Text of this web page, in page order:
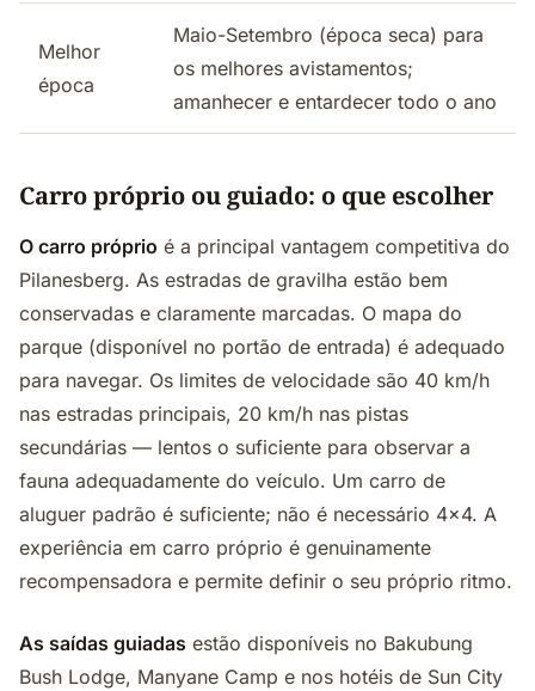
Melhor
época
Maio-Setembro (época seca) para
os melhores avistamentos;
amanhecer e entardecer todo o ano
Carro próprio ou guiado: o que escolher
O carro próprio é a principal vantagem competitiva do
Pilanesberg. As estradas de gravilha estão bem
conservadas e claramente marcadas. O mapa do
parque (disponível no portão de entrada) é adequado
para navegar. Os limites de velocidade são 40 km/h
nas estradas principais, 20 km/h nas pistas
secundárias — lentos o suficiente para observar a
fauna adequadamente do veículo. Um carro de
aluguer padrão é suficiente; não é necessário 4x4. A
experiência em carro próprio é genuinamente
recompensadora e permite definir o seu próprio ritmo.
As saídas guiadas estão disponíveis no Bakubung
Bush Lodge, Manyane Camp e nos hotéis de Sun City